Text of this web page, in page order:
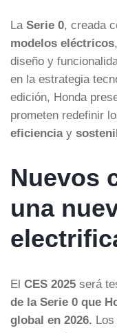
La Serie 0, creada
modelos eléctricos
diseño y
en la estrategia
edición, Honda
prometen redefinir
eficienciay
Nuevos
una
El CES 2025 será
de la Serie 0 que
global en 2026.